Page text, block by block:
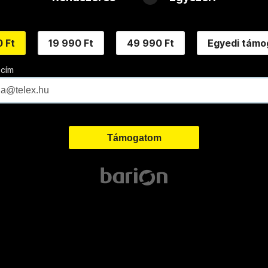
Ft 19 990 Ft 49 990 Ft Egyedi